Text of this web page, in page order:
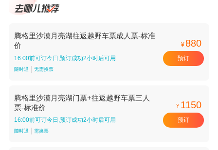
腾格里沙漠月亮湖往返越野车票成人票-标准
价
16:00前可订今日,预订成功2小时后可用
随时退 无需换票
¥ 880
预订
腾格里沙漠月亮湖门票+往返越野车票三人
票-标准价
16:00前可订今日,预订成功2小时后可用
随时退 需换票
¥ 1150
预订